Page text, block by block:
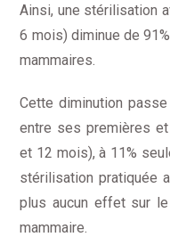
Ainsi, une stérilisation
6 mois) diminue de
mammaires.
Cette diminution
entre ses premières
et 12 mois), à 11%
stérilisation pratiquée
plus aucun effet sur
mammaire.